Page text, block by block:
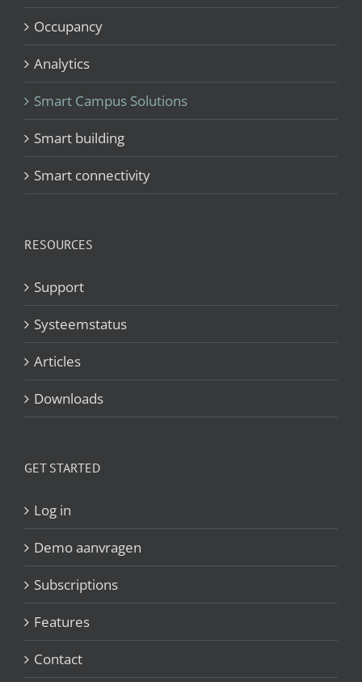
Occupancy
Analytics
Smart Campus Solutions
Smart building
Smart connectivity
RESOURCES
Support
Systeemstatus
Articles
Downloads
GET STARTED
Log in
Demo aanvragen
Subscriptions
Features
Contact